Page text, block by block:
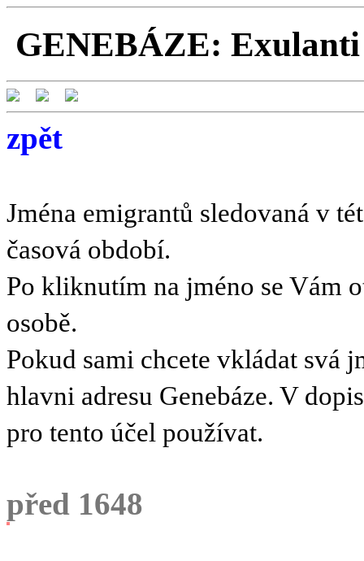
GENEBÁZE:
zpět
Jména emigrantů sledovaná v
časová období.
Po kliknutím na jméno se Vám
osobě.
Pokud sami chcete vkládat svá
hlavni adresu Genebáze. V
pro tento účel používat.
před 1648